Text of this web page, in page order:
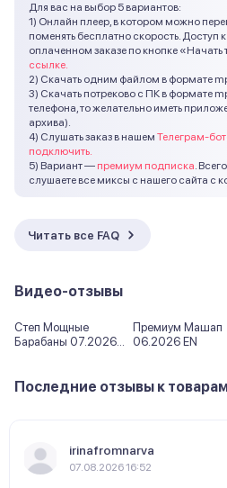
Для вас на выбор 5 вариантов:
1) Онлайн плеер, в котором можно
поменять бесплатно скорость. Доступ
оплаченном заказе по кнопке «Начать
ссылке.
2) Скачать одним файлом в формате
3) Скачать потреково с ПК в формате
телефона, то желательно иметь
архива).
4) Слушать заказ в нашем Телеграм-
подключить.
5) Вариант — премиум подписка.
слушаете все миксы с нашего сайта с
Читать все FAQ
Видео-отзывы
5
Степ Мощные
Барабаны 07.2026
5
Премиум Машап
06.2026 EN
Последние отзывы к
irinafromnarva
07.08.2026 16:52